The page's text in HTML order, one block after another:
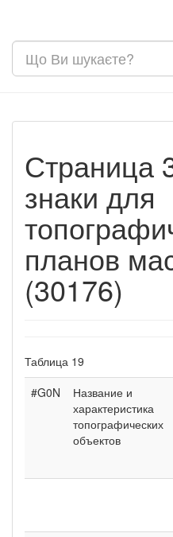
Страница
знаки для
планов
(30176)
Таблица 19
#G0N
Название и
характеристика
топографических
объектов